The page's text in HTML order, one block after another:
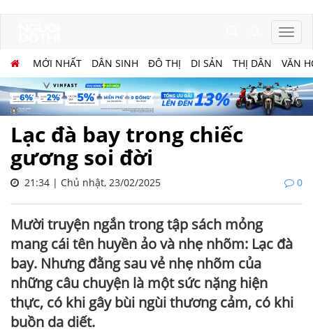
MỚI NHẤT DÂN SINH ĐÔ THỊ DI SẢN THỊ DÂN VĂN
Lạc đà bay trong chiếc
gương soi đời
21:34 | Chủ nhật, 23/02/2025 0
Mười truyện ngắn trong tập sách mỏng
mang cái tên huyền ảo và nhẹ nhõm: Lạc đà
bay. Nhưng đằng sau vẻ nhẹ nhõm của
những câu chuyện là một sức nặng hiện
thực, có khi gây bùi ngùi thương cảm, có khi
buồn da diết.